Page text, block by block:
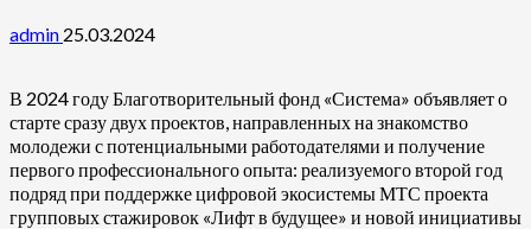
admin 25.03.2024
В 2024 году Благотворительный фонд «Система» объявляет о
старте сразу двух проектов, направленных на знакомство
молодежи с потенциальными работодателями и получение
первого профессионального опыта: реализуемого второй год
подряд при поддержке цифровой экосистемы МТС проекта
групповых стажировок «Лифт в будущее» и новой инициативы